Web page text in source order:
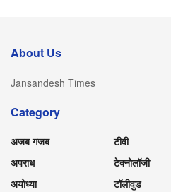
About Us
Jansandesh Times
Category
अजब गजब
अपराध
अयोध्या
टीवी
टेक्नोलॉजी
टॉलीवुड